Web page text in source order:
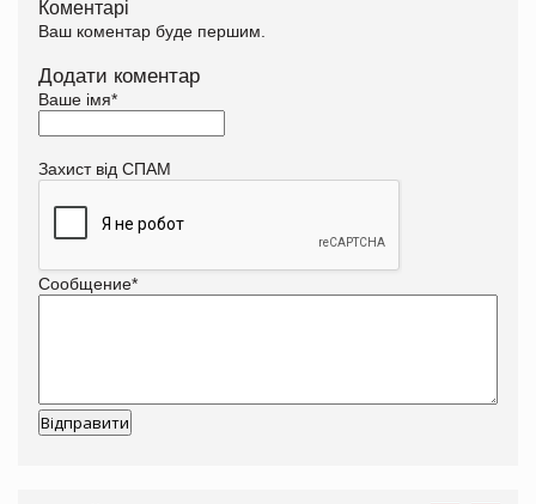
Коментарі
Ваш коментар буде першим.
Додати коментар
Ваше імя*
Захист від СПАМ
Сообщение*